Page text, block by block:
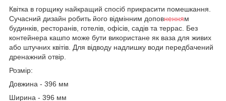
Квітка в горщику найкращий спосіб прикрасити помешкання.
Сучасний дизайн робить його відмінним доповненням
будинків, ресторанів, готелів, офісів, садів та террас. Без
контейнера кашпо може бути використане як ваза для живих
або штучних квітів. Для відводу надлишку води передбачений
дренажний отвір.
Розмір:
Довжина - 396 мм
Ширина - 396 мм